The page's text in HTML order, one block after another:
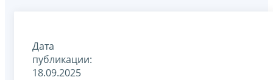
Дата
публикации:
18.09.2025